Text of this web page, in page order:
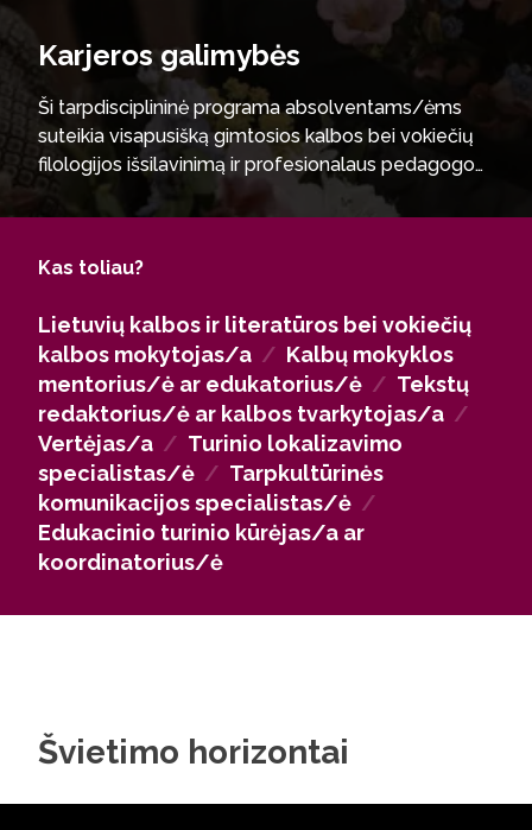
Karjeros galimybės
Ši tarpdisciplininė programa absolventams/ėms
suteikia visapusišką gimtosios kalbos bei vokiečių
filologijos išsilavinimą ir profesionalaus pedagogo
kvalifikaciją. Baigus studijas, atsiveria tiesioginės
karjeros galimybės švietimo, kultūros bei mokslo
gimnazijose, privačiose kalbų akademijose bei
kalbų žinių, gebėjimo valdyti auditoriją ir suprasti
tarpkultūrinės komunikacijos procesus, absolventai
yra labai paklausūs už mokyklos ribų – jie sėkmingai
dirba leidyklose, žiniasklaidoje, turizmo sektoriuje,
užsienio kapitalo įmonėse bei diplomatiniame
korpuse (pavyzdžiui, DAAD, Goethe's institute ar
ambasadose).
Kas toliau?
Lietuvių kalbos ir literatūros bei vokiečių
kalbos mokytojas/a / Kalbų mokyklos
mentorius/ė ar edukatorius/ė / Tekstų
redaktorius/ė ar kalbos tvarkytojas/a /
Vertėjas/a / Turinio lokalizavimo
specialistas/ė / Tarpkultūrinės
komunikacijos specialistas/ė /
Edukacinio turinio kūrėjas/a ar
koordinatorius/ė
Švietimo horizontai